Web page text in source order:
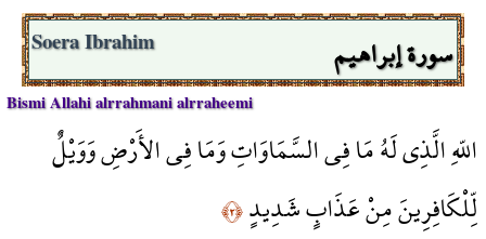
سورة إبراهيم Soera Ibrahim
Bismi Allahi alrrahmani alrraheemi
اللّهِ الَّذِي لَهُ مَا فِي السَّمَاوَاتِ وَمَا فِي الأَرْضِ وَوَيْلٌ
لِّلْكَافِرِينَ مِنْ عَذَابٍ شَدِيدٍ﴿٢﴾